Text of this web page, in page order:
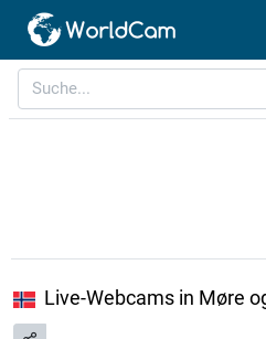
Live-Webcams in Møre